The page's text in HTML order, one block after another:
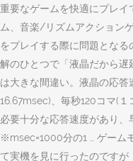
重要なゲームを快適にプレイ
ム、音楽/リズムアクション
をプレイする際に問題とな
解のひとつで「液晶だから
は大きな間違い。液晶の応
16.67msec)、毎秒120コマ(
必要十分な応答速度があり、
※msec=1000分の1 … ゲーム
て実機を見に行ったのです